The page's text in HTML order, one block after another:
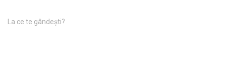
La ce te gândești?